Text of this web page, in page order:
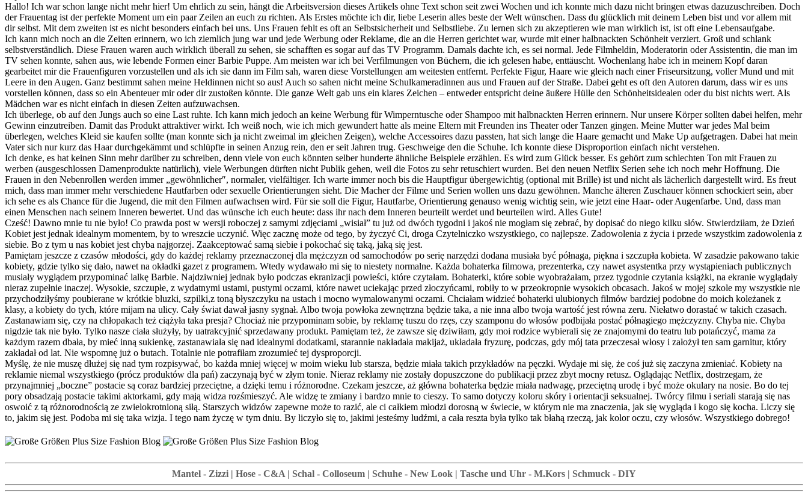
Hallo! Ich war schon lange nicht mehr hier! Um ehrlich zu sein, hängt die Arbeitsversion dieses Artikels ohne Text schon seit zwei Wochen und ich konnte mich dazu nicht bringen etwas dazuzuschreiben. Doch
der Frauentag ist der perfekte Moment um ein paar Zeilen an euch zu richten. Als Erstes möchte ich dir, liebe Leserin alles beste der Welt wünschen. Dass du glücklich mit deinem Leben bist und vor allem mit
dir selbst. Mit dem zweiten ist es nicht besonders einfach bei uns. Uns Frauen fehlt es oft an Selbstsicherheit und Selbstliebe. Zu lernen sich zu akzeptieren wie man wirklich ist, ist oft eine Lebensaufgabe.
Ich kann mich noch an die Zeiten erinnern, wo ich ziemlich jung war und jede Werbung oder Reklame, die an die Herren gerichtet war, wurde mit einer halbnackten Schönheit verziert. Groß und schlank
selbstverständlich. Diese Frauen waren auch wirklich überall zu sehen, sie schafften es sogar auf das TV Programm. Damals dachte ich, es sei normal. Jede Filmheldin, Moderatorin oder Assistentin, die man im
TV sehen konnte, sahen aus, wie lebende Formen einer Barbie Puppe. Am meisten war ich bei Verfilmungen von Büchern, die ich gelesen habe, enttäuscht. Wochenlang habe ich in meinem Kopf daran
gearbeitet mir die Frauenfiguren vorzustellen und als ich sie dann im Film sah, waren diese Vorstellungen am weitesten entfernt. Perfekte Figur, Haare wie gleich nach einer Friseursitzung, voller Mund und mit
Leere in den Augen. Ganz bestimmt sahen meine Heldinnen nicht so aus! Auch so sahen nicht meine Schulkameradinnen aus und Frauen auf der Straße. Dabei geht es oft den Autoren darum, dass wir es uns
vorstellen können, dass so ein Abenteuer mir oder dir zustoßen könnte. Die ganze Welt gab uns ein klares Zeichen – entweder entspricht deine äußere Hülle den Schönheitsidealen oder du bist nichts wert. Als
Mädchen war es nicht einfach in diesen Zeiten aufzuwachsen.
Ich überlege, ob auf den Jungs auch so eine Last ruhte. Ich kann mich jedoch an keine Werbung für Wimperntusche oder Shampoo mit halbnackten Herren erinnern. Nur unsere Körper sollten dabei helfen, mehr
Gewinn einzutreiben. Damit das Produkt attraktiver wirkt. Ich weiß noch, wie ich mich gewundert hatte als meine Eltern mit Freunden ins Theater oder Tanzen gingen. Meine Mutter war jedes Mal beim
überlegen, welches Kleid sie kaufen sollte (man konnte sich ja nicht zweimal im gleichen Zeigen), welche Accessoires dazu passten, hat sich lange die Haare gemacht und Make Up aufgetragen. Dabei hat mein
Vater sich nur kurz das Haar durchgekämmt und schlüpfte in seinen Anzug rein, den er seit Jahren trug. Geschweige den die Schuhe. Ich konnte diese Disproportion einfach nicht verstehen.
Ich denke, es hat keinen Sinn mehr darüber zu schreiben, denn viele von euch könnten selber hunderte ähnliche Beispiele erzählen. Es wird zum Glück besser. Es gehört zum schlechten Ton mit Frauen zu
werben (ausgeschlossen Damenprodukte natürlich), viele Werbungen dürften nicht Publik gehen, weil die Fotos zu sehr retuschiert wurden. Bei den neuen Netflix Serien sehe ich noch mehr Hoffnung. Die
Frauen in den Nebenrollen werden immer „gewöhnlicher″, normaler, vielfältiger. Ich warte immer noch bis die Hauptfigur übergewichtig (optional mit Brille) ist und nicht als lächerlich dargestellt wird. Es freut
mich, dass man immer mehr verschiedene Hautfarben oder sexuelle Orientierungen sieht. Die Macher der Filme und Serien wollen uns dazu gewöhnen. Manche älteren Zuschauer können schockiert sein, aber
ich sehe es als Chance für die Jugend, die mit den Filmen aufwachsen wird. Für sie soll die Figur, Hautfarbe, Orientierung genauso wenig wichtig sein, wie jetzt eine Haar- oder Augenfarbe. Und, dass man
einen Menschen nach seinem Inneren bewertet. Und das wünsche ich euch heute: dass ihr nach dem Inneren beurteilt werdet und beurteilen wird. Alles Gute!
Cześć! Dawno mnie tu nie było! Co prawda post w wersji roboczej z samymi zdjęciami „wisiał” tu już od dwóch tygodni i jakoś nie mogłam się zebrać, by dopisać do niego kilku słów. Stwierdziłam, że Dzień
Kobiet jest jednak idealnym momentem, by to wreszcie uczynić. Więc zacznę może od tego, by życzyć Ci, droga Czytelniczko wszystkiego, co najlepsze. Zadowolenia z życia i przede wszystkim zadowolenia z
siebie. Bo z tym u nas kobiet jest chyba najgorzej. Zaakceptować samą siebie i pokochać się taką, jaką się jest.
Pamiętam jeszcze z czasów młodości, gdy do każdej reklamy przeznaczonej dla mężczyzn od samochodów po serię narzędzi dodana musiała być półnaga, piękna i szczupła kobieta. W zasadzie pakowano takie
kobiety, gdzie tylko się dało, nawet na okładki gazet z programem. Wtedy wydawało mi się to niestety normalne. Każda bohaterka filmowa, prezenterka, czy nawet asystentka przy wystąpieniach publicznych
musiały wyglądem przypominać lalkę Barbie. Najdziwniej jednak było podczas ekranizacji powieści, które czytałam. Bohaterki, które sobie wyobrażałam, przez tygodnie czytania książki, na ekranie wyglądały
nieraz zupełnie inaczej. Wysokie, szczupłe, z wydatnymi ustami, pustymi oczami, które nawet uciekając przed złoczyńcami, robiły to w przeokropnie wysokich obcasach. Jakoś w mojej szkole my wszystkie nie
przychodziłyśmy poubierane w krótkie bluzki, szpilki,z toną błyszczyku na ustach i mocno wymalowanymi oczami. Chciałam widzieć bohaterki ulubionych filmów bardziej podobne do moich koleżanek z
klasy, a kobiety do tych, które mijam na ulicy. Cały świat dawał jasny sygnał. Albo twoja powłoka zewnętrzna będzie taka, a nie inna albo twoja wartość jest równa zeru. Niełatwo dorastać w takich czasach.
Zastanawiam się, czy na chłopakach też ciążyła taka presja? Chociaż nie przypominam sobie, by reklamę tuszu do rzęs, czy szamponu do włosów podbijała postać półnagiego mężczyzny. Chyba nie. Chyba
nigdzie tak nie było. Tylko nasze ciała służyły, by uatrakcyjnić sprzedawany produkt. Pamiętam też, że zawsze się dziwiłam, gdy moi rodzice wybierali się ze znajomymi do teatru lub potańczyć, mama za
każdym razem dbała, by mieć inną sukienkę, zastanawiała się nad idealnymi dodatkami, starannie nakładała makijaż, układała fryzurę, podczas, gdy mój tata przeczesał włosy i założył ten sam garnitur, który
zakładał od lat. Nie wspomnę już o butach. Totalnie nie potrafiłam zrozumieć tej dysproporcji.
Myślę, że nie muszę dłużej się nad tym rozpisywać, bo każda mniej więcej w moim wieku lub starsza, będzie miała takich przykładów na pęczki. Wydaje mi się, że coś już się zaczyna zmieniać. Kobiety na
reklamie niemal wszystkiego (prócz produktów dla pań) zaczynają być w złym tonie. Nieraz reklamy nie zostały dopuszczone do publikacji przez zbyt mocny retusz. Oglądając Netflix, dostrzegam, że
przynajmniej „boczne” postacie są coraz bardziej przeciętne, a dzięki temu i różnorodne. Czekam jeszcze, aż główna bohaterka będzie miała nadwagę, przeciętną urodę i być może okulary na nosie. Bo do tej
pory obsadzają postacie takimi aktorkami, gdy mają widza rozśmieszyć. Ale widzę te zmiany i bardzo mnie to cieszy. To samo dotyczy koloru skóry i orientacji seksualnej. Twórcy filmu i seriali starają się nas
oswoić z tą różnorodnością ze zwielokrotnioną siłą. Starszych widzów zapewne może to razić, ale ci całkiem młodzi dorosną w świecie, w którym nie ma znaczenia, jak się wygląda i kogo się kocha. Liczy się
to, jakim się jest. Podoba mi się taka wizja. I tego nam życzę w tym dniu. By liczyło się to, jakimi jesteśmy ludźmi, a cała reszta była tylko tak błahą rzeczą, jak kolor oczu, czy włosów. Wszystkiego dobrego!
Mantel - Zizzi | Hose - C&A | Schal - Colloseum | Schuhe - New Look | Tasche und Uhr - M.Kors | Schmuck - DIY